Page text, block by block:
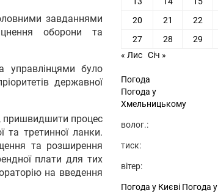
завданнями
оборони та
управлінцями було
державної
пришвидшити процес
та третинної ланки.
та розширення
плати для тих
на введення
20
21 22
27
28 29
« Лис Січ »
Погода
Погода у
Хмельницькому
волог.:
тиск:
вітер:
Погода у Києві Погода у